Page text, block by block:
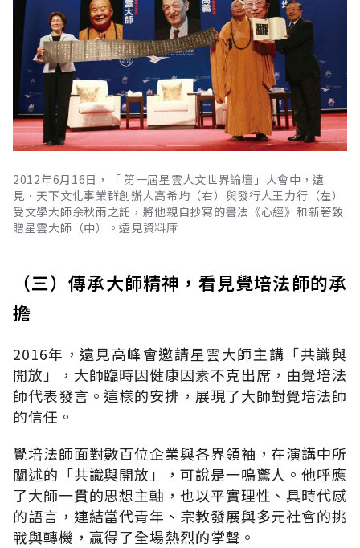
2012年6月16日，「 第一屆星雲人文世界論壇」大會中，遠
見．天下文化事業群創辦人高希均（右）與發行人王力行（左）
受文學大師余秋雨之託，將他親自抄寫的書法《心經》和新著致
贈星雲大師（中）。遠見資料庫
（三）傳承大師精神，看見覺培法師的承
擔
2016年，遠見高峰會邀請星雲大師主講「共識與
開放」，大師臨時因健康因素不克出席，由覺培法
師代表發言。這樣的安排，展現了大師對覺培法師
的信任。
覺培法師面對數百位企業與各界領袖，在演講中所
闡述的「共識與開放」，可說是一鳴驚人。他呼應
了大師一貫的思想主軸，也以平實理性、具時代感
的語言，連結當代青年、宗教發展與多元社會的挑
戰與轉機，贏得了全場熱烈的掌聲。